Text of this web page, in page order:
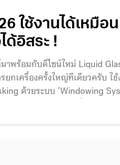
ใช้งานได้เหมื
ด้อิสระ !
มาพร้อมกับดีไซน์ใหม่ Liquid
ยกเครื่องครั้งใหญ่ทีเดียวครับ ใ
ด้วยระบบ ‘Windowing